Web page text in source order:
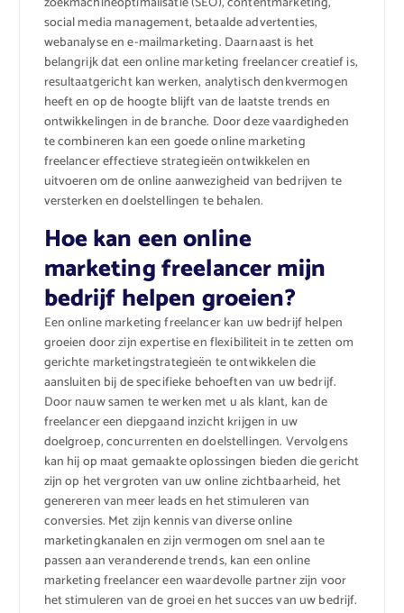
social media management, betaalde advertenties,
webanalyse en e-mailmarketing. Daarnaast is het
belangrijk dat een online marketing freelancer creatief is,
resultaatgericht kan werken, analytisch denkvermogen
heeft en op de hoogte blijft van de laatste trends en
ontwikkelingen in de branche. Door deze vaardigheden
te combineren kan een goede online marketing
freelancer effectieve strategieën ontwikkelen en
uitvoeren om de online aanwezigheid van bedrijven te
versterken en doelstellingen te behalen.
Hoe kan een online
marketing freelancer mijn
bedrijf helpen groeien?
Een online marketing freelancer kan uw bedrijf helpen
groeien door zijn expertise en flexibiliteit in te zetten om
gerichte marketingstrategieën te ontwikkelen die
aansluiten bij de specifieke behoeften van uw bedrijf.
Door nauw samen te werken met u als klant, kan de
freelancer een diepgaand inzicht krijgen in uw
doelgroep, concurrenten en doelstellingen. Vervolgens
kan hij op maat gemaakte oplossingen bieden die gericht
zijn op het vergroten van uw online zichtbaarheid, het
genereren van meer leads en het stimuleren van
conversies. Met zijn kennis van diverse online
marketingkanalen en zijn vermogen om snel aan te
passen aan veranderende trends, kan een online
marketing freelancer een waardevolle partner zijn voor
het stimuleren van de groei en het succes van uw bedrijf.